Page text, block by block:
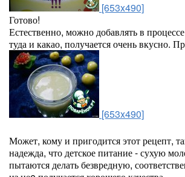
[653x490]
Готово!
Естественно, можно добавлять в
туда и какао, получается очень вкусно.
[653x490]
Может, кому и пригодится этот рецепт,
надежда, что детское питание - сухую
пытаются делать безвредную,